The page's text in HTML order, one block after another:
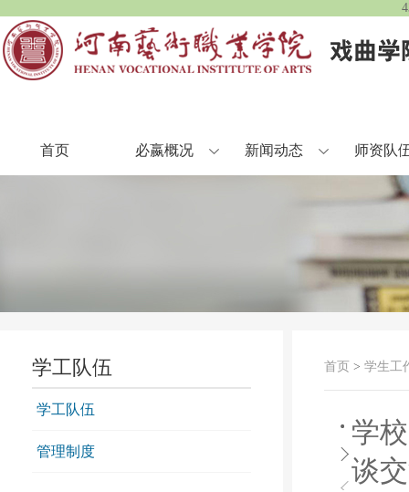
首页 必嬴概况 新闻动态 师资队
学工队伍
学工队伍
管理制度
首页 > 学生工
学
谈